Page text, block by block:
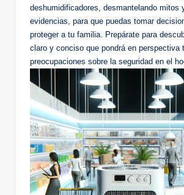
deshumidificadores, desmantelando mitos
evidencias, para que puedas tomar
proteger a tu ⁢familia. Prepárate para
claro y ⁤conciso que pondrá en ⁣perspectiva
preocupaciones sobre la seguridad en el